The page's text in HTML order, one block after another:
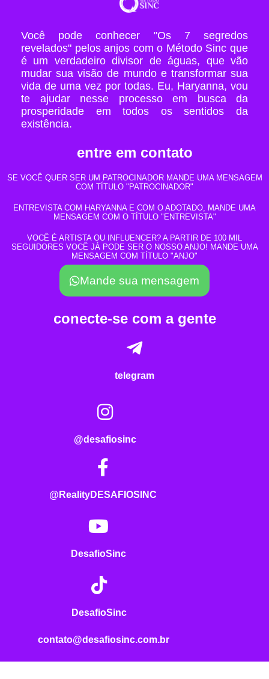
Você pode conhecer "Os 7 segredos
revelados" pelos anjos com o Método Sinc que
é um verdadeiro divisor de águas, que vão
mudar sua visão de mundo e transformar sua
vida de uma vez por todas. Eu, Haryanna, vou
te ajudar nesse processo em busca da
prosperidade em todos os sentidos da
existência.
entre em contato
SE VOCÊ QUER SER UM PATROCINADOR MANDE UMA MENSAGEM
COM TÍTULO "PATROCINADOR"
ENTREVISTA COM HARYANNA E COM O ADOTADO, MANDE UMA
MENSAGEM COM O TÍTULO "ENTREVISTA"
VOCÊ É ARTISTA OU INFLUENCER? A PARTIR DE 100 MIL
SEGUIDORES VOCÊ JÁ PODE SER O NOSSO ANJO! MANDE UMA
MENSAGEM COM TÍTULO "ANJO"
Mande sua mensagem
conecte-se com a gente
telegram
@desafiosinc
@RealityDESAFIOSINC
DesafioSinc
DesafioSinc
contato@desafiosinc.com.br